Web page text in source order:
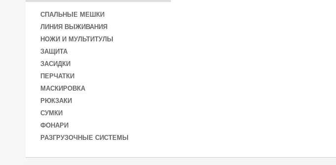
СПАЛЬНЫЕ МЕШКИ
ЛИНИЯ ВЫЖИВАНИЯ
НОЖИ И МУЛЬТИТУЛЫ
ЗАЩИТА
ЗАСИДКИ
ПЕРЧАТКИ
МАСКИРОВКА
РЮКЗАКИ
СУМКИ
ФОНАРИ
РАЗГРУЗОЧНЫЕ СИСТЕМЫ